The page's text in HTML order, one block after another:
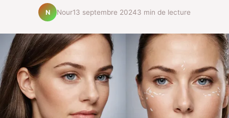
N Nour13 septembre 20243 min de lecture